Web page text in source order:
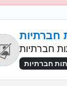
חברתיות
חברתיות